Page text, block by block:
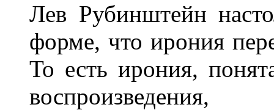
Лев Рубинштейн
форме, что ирония
То есть ирония,